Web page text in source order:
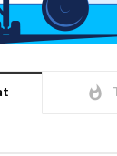
whatshot